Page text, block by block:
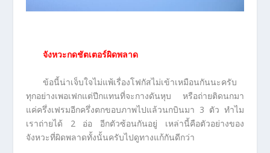
จังหวะกดชัตเตอร์ผิดพลาด
ข้อนี้น่าเจ็บใจไม่แพ้เรื่องโฟกัสไม่เข้าเหมือนกันนะครับ
ทุกอย่างเพอเฟกแต่ปีกแทนที่จะกางดันหุบ หรือถ่ายติดนกมา
แค่ครึ่งเฟรมอีกครึ่งตกขอบภาพไปแล้วนกบินมา 3 ตัว ทำไม
เราถ่ายได้ 2 อ่อ อีกตัวซ้อนกันอยู่ เหล่านี้คือตัวอย่างของ
จังหวะที่ผิดพลาดทั้งนั้นครับไปดูทางแก้กันดีกว่า